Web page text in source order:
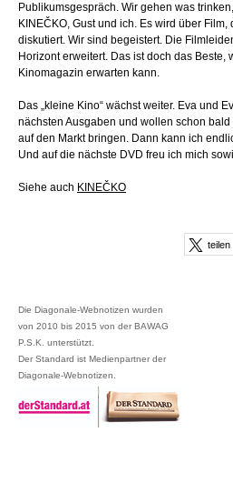
Publikumsgespräch. Wir gehen was
KINEČKO, Gust und ich. Es wird über
diskutiert. Wir sind begeistert. Die
Horizont erweitert. Das ist doch das Beste,
Kinomagazin erwarten kann.
Das „kleine Kino“ wächst weiter. Eva und
nächsten Ausgaben und wollen schon
auf den Markt bringen. Dann kann ich
Und auf die nächste DVD freu ich mich
Siehe auch KINEČKO
teilen
Die Diagonale-Webnotizen wurden
von 2010 bis 2015 von der BAWAG
P.S.K. unterstützt.
Der Standard ist Medienpartner der
Diagonale-Webnotizen.